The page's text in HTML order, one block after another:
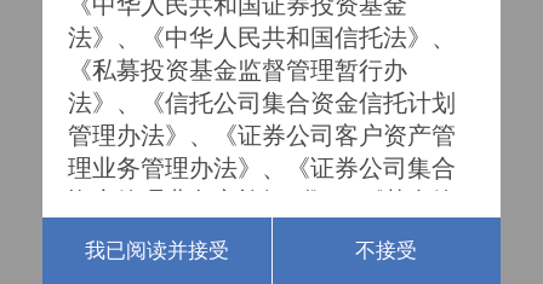
北京格雷资产管理中心（有限合伙）
二〇一七年六月一日
《中华人民共和国证券投资基金
法》、《中华人民共和国信托法》、
《私募投资基金监督管理暂行办
法》、《信托公司集合资金信托计划
管理办法》、《证券公司客户资产管
理业务管理办法》、《证券公司集合
法》及其他相关法律法规所认定的合
我已阅读并接受 不接受